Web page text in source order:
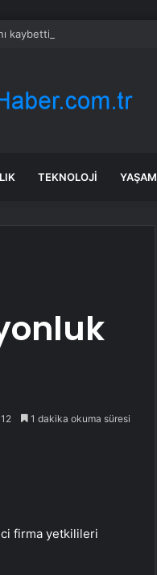
kaybetti
TEKNOLOJI YAŞAM
12 1 dakika okuma süresi
firma yetkilileri